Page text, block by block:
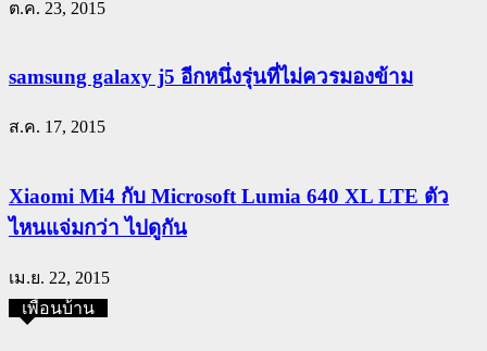
ต.ค. 23, 2015
samsung galaxy j5 อีกหนึ่งรุ่นที่ไม่ควรมองข้าม
ส.ค. 17, 2015
Xiaomi Mi4 กับ Microsoft Lumia 640 XL LTE ตัว
ไหนแจ่มกว่า ไปดูกัน
เม.ย. 22, 2015
เพื่อนบ้าน